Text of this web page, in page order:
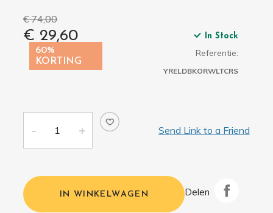
€ 74,00
€ 29,60
60%
KORTING
In Stock
Referentie:
YRELDBKORWLTCRS
Send Link to a Friend
IN WINKELWAGEN Delen